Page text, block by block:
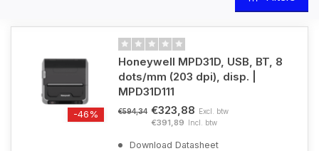
-46%
Honeywell MPD31D, USB, BT, 8
dots/mm (203 dpi), disp. |
MPD31D111
€594,34 €323,88 Excl. btw
€391,89 Incl. btw
Download Datasheet